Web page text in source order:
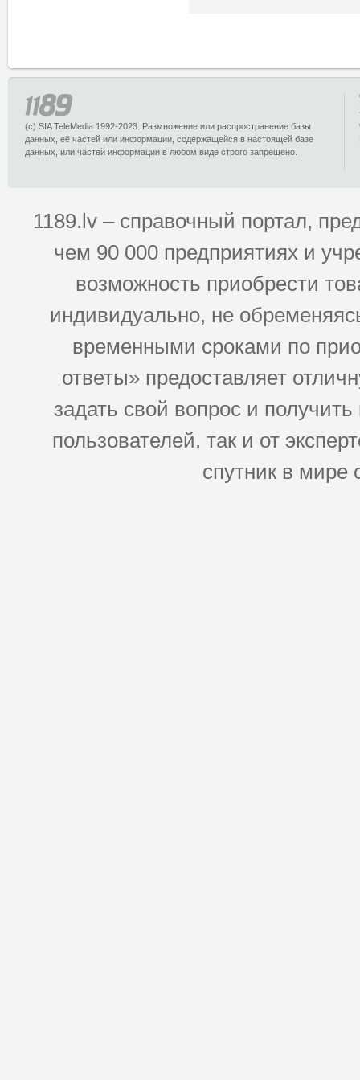
(c) SIA TeleMedia 1992-2023. Размножение или распространение базы
данных, её частей или информации, содержащейся в настоящей базе
данных, или частей информации в любом виде строго запрещено.
1189.lv – справочный портал,
чем 90 000 предприятиях и
возможность приобрести
индивидуально, не
временными сроками по
ответы» предоставляет
задать свой вопрос и
пользователей. так и от
спутник в